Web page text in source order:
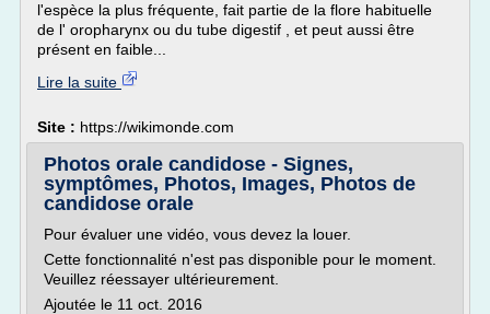
l'espèce la plus fréquente, fait partie de la flore habituelle
de l' oropharynx ou du tube digestif , et peut aussi être
présent en faible...
Lire la suite
Site : https://wikimonde.com
Photos orale candidose - Signes,
symptômes, Photos, Images, Photos de
candidose orale
Pour évaluer une vidéo, vous devez la louer.
Cette fonctionnalité n'est pas disponible pour le moment.
Veuillez réessayer ultérieurement.
Ajoutée le 11 oct. 2016